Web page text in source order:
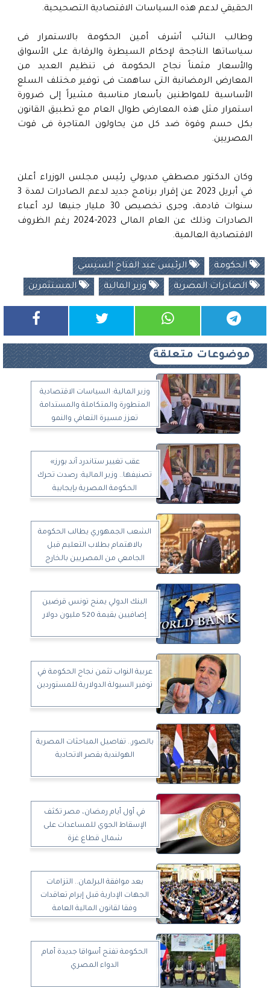
الحقيقي لدعم هذه السياسات الاقتصادية التصحيحية.
وطالب النائب أشرف أمين الحكومة بالاستمرار فى
سياساتها الناجحة لإحكام السيطرة والرقابة على الأسواق
والأسعار مثمناً نجاح الحكومة فى تنظيم العديد من
المعارض الرمضانية التى ساهمت فى توفير مختلف السلع
الأساسية للمواطنين بأسعار مناسبة مشيراً إلى ضرورة
استمرار مثل هذه المعارض طوال العام مع تطبيق القانون
بكل حسم وقوة ضد كل من يحاولون المتاجرة فى قوت
المصريين.
وكان الدكتور مصطفي مدبولي رئيس مجلس الوزراء أعلن
في أبريل 2023 عن إقرار برنامج جديد لدعم الصادرات لمدة 3
سنوات قادمة، وجرى تخصيص 30 مليار جنيها لرد أعباء
الصادرات وذلك عن العام المالى 2023-2024 رغم الظروف
الاقتصادية العالمية.
الحكومة الرئيس عبد الفتاح السيسي
الصادرات المصرية وزير المالية المستثمرين
موضوعات متعلقة
وزير المالية: السياسات الاقتصادية
المتطورة والمتكاملة والمستدامة
تعزز مسيرة التعافي والنمو
عقب تغيير ستاندرد آند بورز»
تصنيفها.. وزير المالية: رصدت تحرك
الحكومة المصرية بإيجابية
الشعب الجمهوري يطالب الحكومة
بالاهتمام بطلاب التعليم قبل
الجامعي من المصريين بالخارج
البنك الدولي يمنح تونس قرضين
إضافيين بقيمة 520 مليون دولار
عربية النواب تثمن نجاح الحكومة في
توفير السيولة الدولارية للمستوردين
بالصور.. تفاصيل المباحثات المصرية
الهولندية بقصر الاتحادية
في أول أيام رمضان، مصر تكثف
الإسقاط الجوي للمساعدات على
شمال قطاع غزة
بعد موافقة البرلمان.. التزامات
الجهات الإدارية قبل إبرام تعاقدات
وفقا لقانون المالية العامة
الحكومة تفتح أسواقا جديدة أمام
الدواء المصري